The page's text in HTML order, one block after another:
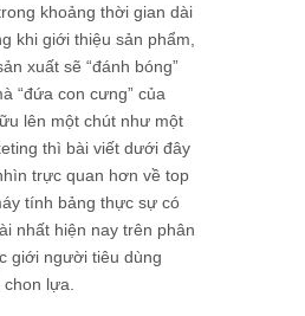
khoảng thời gian dài
khi giới thiệu sản phẩm,
xuất sẽ “đánh bóng”
“đứa con cưng” của
lên một chút như một
thì bài viết dưới đây
trực quan hơn về top
tính bảng thực sự có
nhất hiện nay trên phân
giới người tiêu dùng
lựa.